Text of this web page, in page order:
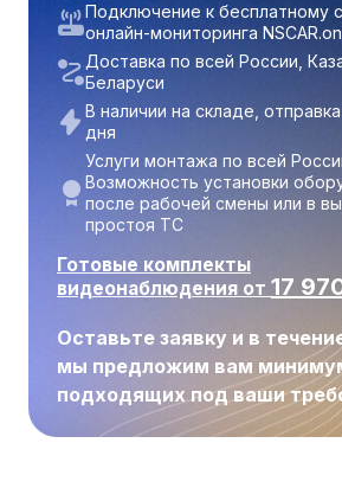
Подключение к бесплатному
онлайн-мониторинга
Доставка по всей России,
Беларуси
В наличии на складе,
дня
Услуги монтажа по всей
Возможность установки
после рабочей смены или в
простоя ТС
Готовые комплекты
видеонаблюдения от 17
Оставьте заявку и в
мы предложим вам
подходящих под ваши